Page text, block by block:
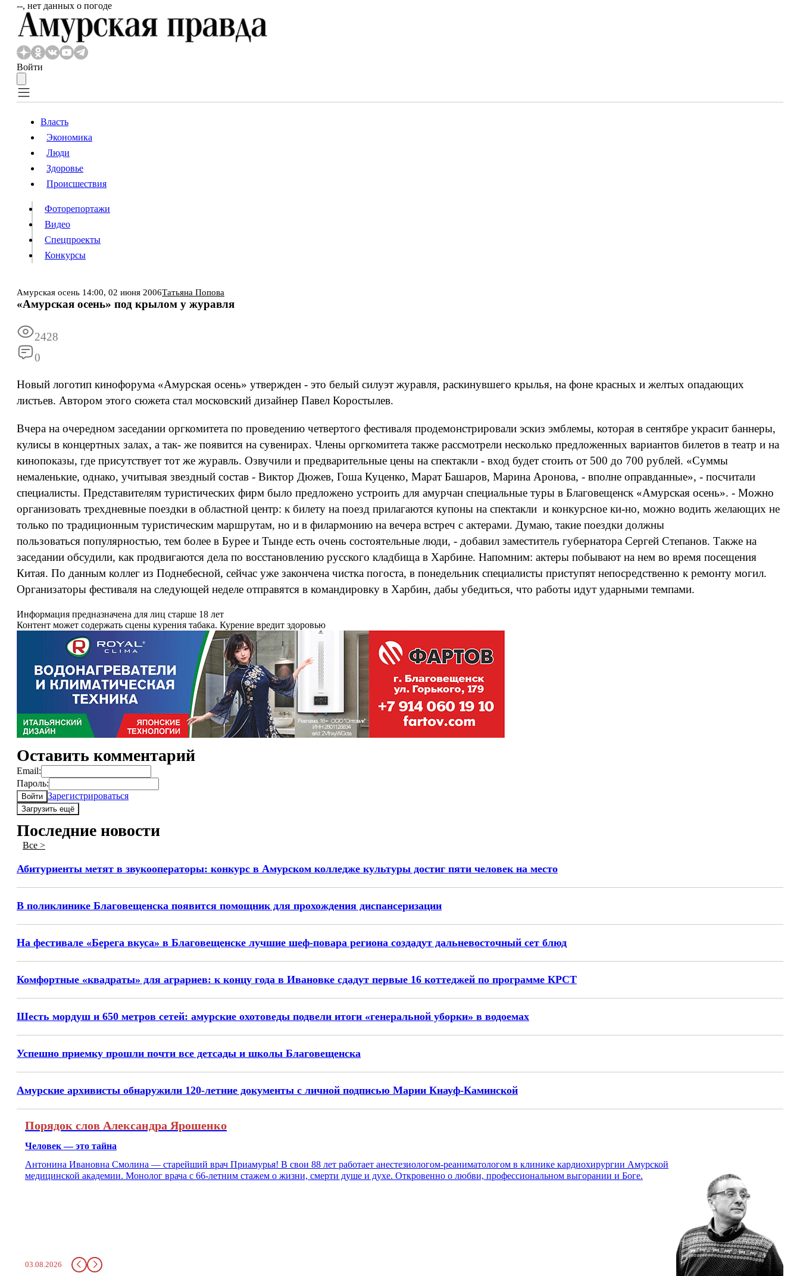
‐‐, нет данных о погоде
Войти
Власть
Происшествия
Видео
Конкурсы
Информация
Власть
Экономика
Люди
Здоровье
Происшествия
Фоторепортажи
Видео
Спецпроекты
Конкурсы
Амурская осень 14:00, 02 июня 2006Татьяна Попова
«Амурская осень» под крылом у журавля
2428
0
Новый логотип кинофорума «Амурская осень» утвержден - это белый силуэт журавля, раскинувшего крылья, на фоне красных и желтых опадающих
листьев. Автором этого сюжета стал московский дизайнер Павел Коростылев.
Вчера на очередном заседании оргкомитета по проведению четвертого фестиваля продемонстрировали эскиз эмблемы, которая в сентябре украсит баннеры,
кулисы в концертных залах, а так- же появится на сувенирах. Члены оргкомитета также рассмотрели несколько предложенных вариантов билетов в театр и на
кинопоказы, где присутствует тот же журавль. Озвучили и предварительные цены на спектакли - вход будет стоить от 500 до 700 рублей. «Суммы
немаленькие, однако, учитывая звездный состав - Виктор Дюжев, Гоша Куценко, Марат Башаров, Марина Аронова, - вполне оправданные», - посчитали
специалисты. Представителям туристических фирм было предложено устроить для амурчан специальные туры в Благовещенск «Амурская осень». - Можно
организовать трехдневные поездки в областной центр: к билету на поезд прилагаются купоны на спектакли и конкурсное ки-но, можно водить желающих не
только по традиционным туристическим маршрутам, но и в филармонию на вечера встреч с актерами. Думаю, такие поездки должны
пользоваться популярностью, тем более в Бурее и Тынде есть очень состоятельные люди, - добавил заместитель губернатора Сергей Степанов. Также на
заседании обсудили, как продвигаются дела по восстановлению русского кладбища в Харбине. Напомним: актеры побывают на нем во время посещения
Китая. По данным коллег из Поднебесной, сейчас уже закончена чистка погоста, в понедельник специалисты приступят непосредственно к ремонту могил.
Организаторы фестиваля на следующей неделе отправятся в командировку в Харбин, дабы убедиться, что работы идут ударными темпами.
Информация предназначена для лиц старше 18 лет
Контент может содержать сцены курения табака. Курение вредит здоровью
Оставить комментарий
Email:
Пароль:
Войти Зарегистрироваться
Загрузить ещё
Последние новости
Все >
Абитуриенты метят в звукооператоры: конкурс в Амурском колледже культуры достиг пяти человек на место
В поликлинике Благовещенска появится помощник для прохождения диспансеризации
На фестивале «Берега вкуса» в Благовещенске лучшие шеф-повара региона создадут дальневосточный сет блюд
Комфортные «квадраты» для аграриев: к концу года в Ивановке сдадут первые 16 коттеджей по программе КРСТ
Шесть мордуш и 650 метров сетей: амурские охотоведы подвели итоги «генеральной уборки» в водоемах
Успешно приемку прошли почти все детсады и школы Благовещенска
Амурские архивисты обнаружили 120-летние документы с личной подписью Марии Кнауф-Каминской
Порядок слов Александра Ярошенко
Человек — это тайна
Антонина Ивановна Смолина — старейший врач Приамурья! В свои 88 лет работает анестезиологом-реаниматологом в клинике кардиохирургии Амурской
медицинской академии. Монолог врача с 66-летним стажем о жизни, смерти душе и духе. Откровенно о любви, профессиональном выгорании и Боге.
03.08.2026